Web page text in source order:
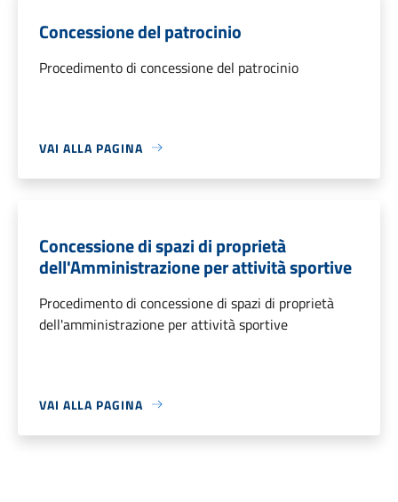
Concessione del patrocinio
Procedimento di concessione del patrocinio
VAI ALLA PAGINA
Concessione di spazi di proprietà
dell'Amministrazione per attività sportive
Procedimento di concessione di spazi di proprietà
dell'amministrazione per attività sportive
VAI ALLA PAGINA